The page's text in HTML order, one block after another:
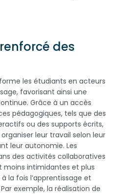
des
les étudiants en acteurs
favorisant ainsi une
Grâce à un accès
pédagogiques, tels que des
ou des supports écrits,
leur travail selon leur
leur autonomie. Les
des activités collaboratives
moins intimidantes et plus
la fois l’apprentissage et
exemple, la réalisation de